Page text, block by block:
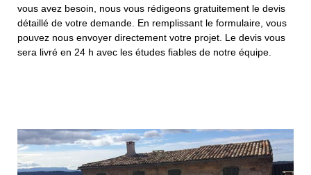
vous avez besoin, nous vous rédigeons gratuitement le devis
détaillé de votre demande. En remplissant le formulaire, vous
pouvez nous envoyer directement votre projet. Le devis vous
sera livré en 24 h avec les études fiables de notre équipe.